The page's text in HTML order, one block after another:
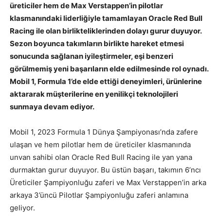
üreticiler hem de Max Verstappen’in pilotlar
klasmanındaki liderliğiyle tamamlayan Oracle Red Bull
Racing ile olan birlikteliklerinden dolayı gurur duyuyor.
Sezon boyunca takımların birlikte hareket etmesi
sonucunda sağlanan iyileştirmeler, eşi benzeri
görülmemiş yeni başarıların elde edilmesinde rol oynadı.
Mobil 1, Formula 1’de elde ettiği deneyimleri, ürünlerine
aktararak müşterilerine en yenilikçi teknolojileri
sunmaya devam ediyor.
Mobil 1, 2023 Formula 1 Dünya Şampiyonası’nda zafere
ulaşan ve hem pilotlar hem de üreticiler klasmanında
unvan sahibi olan Oracle Red Bull Racing ile yan yana
durmaktan gurur duyuyor. Bu üstün başarı, takımın 6’ncı
Üreticiler Şampiyonluğu zaferi ve Max Verstappen’in arka
arkaya 3’üncü Pilotlar Şampiyonluğu zaferi anlamına
geliyor.